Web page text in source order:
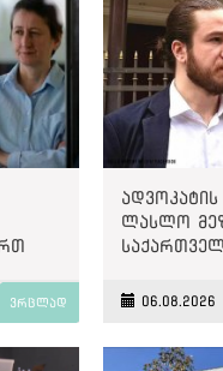
ვრცლად
ადვოკატის
ლასლო
06.08.2026